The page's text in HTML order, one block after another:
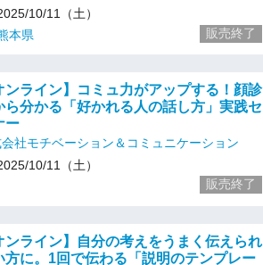
10/11（土）
本県
販売終了
ンライン】コミュ力がアップする！顔診
ら分かる「好かれる人の話し方」実践セ
ー
社モチベーション＆コミュニケーション
10/11（土）
販売終了
ンライン】自分の考えをうまく伝えられ
方に。1回で伝わる「説明のテンプレー